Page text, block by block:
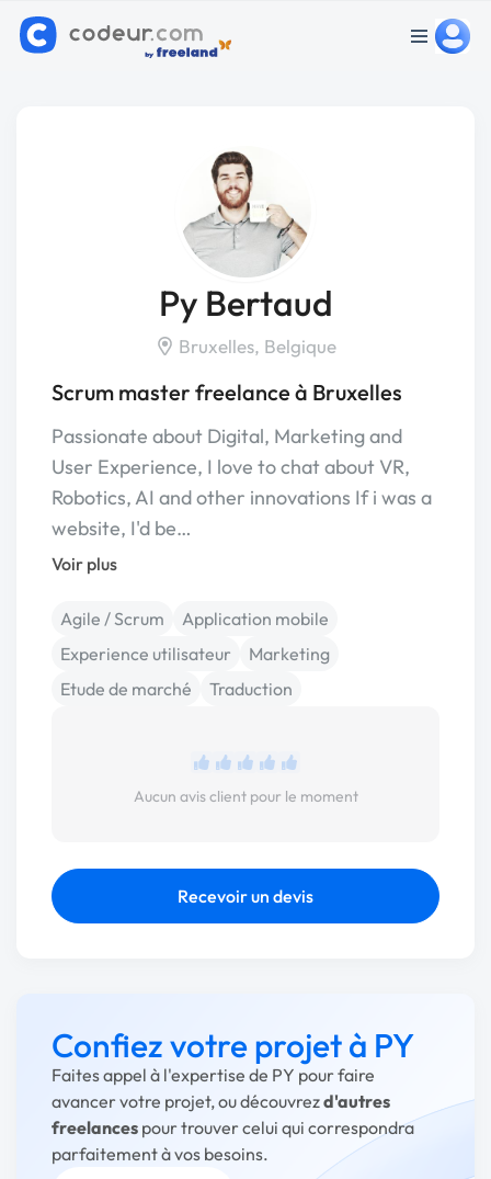
Py Bertaud
Bruxelles, Belgique
Scrum master freelance à Bruxelles
Passionate about Digital, Marketing and
User Experience, I love to chat about VR,
Robotics, AI and other innovations If i was a
website, I'd be…
Voir plus
Agile / Scrum
Application mobile
Experience utilisateur
Marketing
Etude de marché
Traduction
Aucun avis client pour le moment
Recevoir un devis
Confiez votre projet à PY
Faites appel à l'expertise de PY pour faire
avancer votre projet, ou découvrezd'autres
freelances pour trouver celui qui correspondra
parfaitement à vos besoins.